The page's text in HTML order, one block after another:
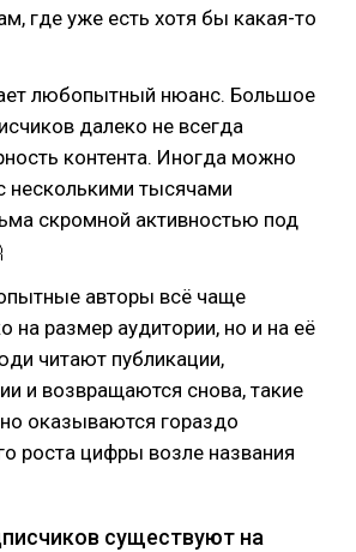
где уже есть хотя бы какая-то
любопытный нюанс. Большое
далеко не всегда
контента. Иногда можно
несколькими тысячами
скромной активностью под
авторы всё чаще
на размер аудитории, но и на её
читают публикации,
и возвращаются снова, такие
оказываются гораздо
роста цифры возле названия
существуют на